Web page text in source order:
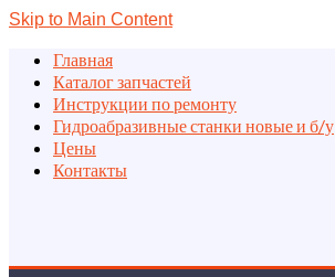
Skip to Main Content
Главная
Каталог запчастей
Инструкции по ремонту
Гидроабразивные станки новые и б/у
Цены
Контакты